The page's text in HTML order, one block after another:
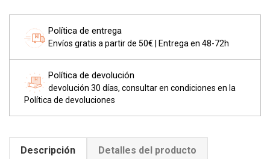
Política de entrega
Envíos gratis a partir de 50€ | Entrega en 48-72h
Política de devolución
devolución 30 días, consultar en condiciones en la
Política de devoluciones
Descripción Detalles del producto